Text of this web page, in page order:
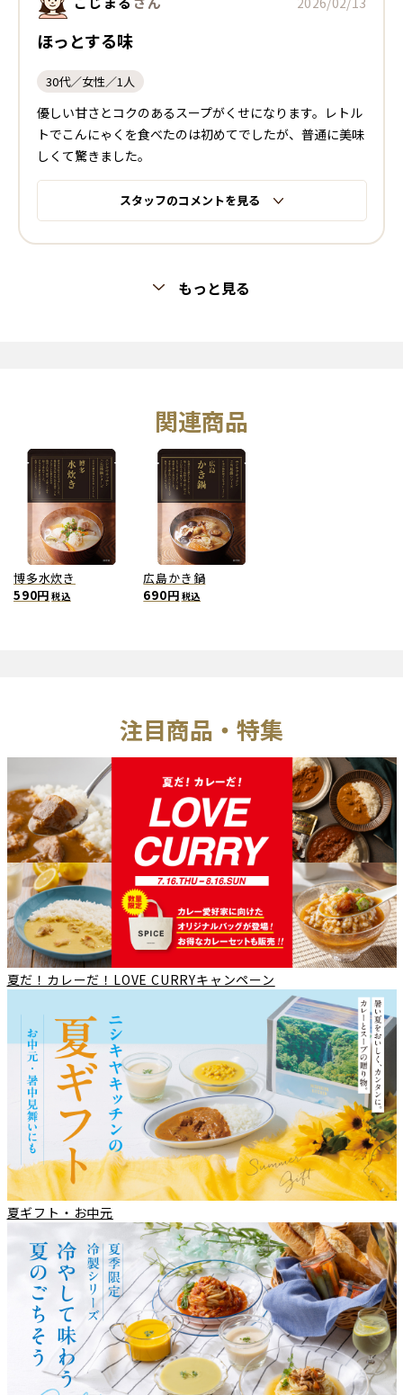
ほっとする味
30代／女性／1人
優しい甘さとコクのあるスープがくせになります。レトル
トでこんにゃくを食べたのは初めてでしたが、普通に美味
しくて驚きました。
スタッフのコメントを見る
もっと見る
関連商品
博多水炊き
590円 税込
広島かき鍋
690円 税込
注目商品・特集
夏だ！カレーだ！LOVE CURRYキャンペーン
夏ギフト・お中元